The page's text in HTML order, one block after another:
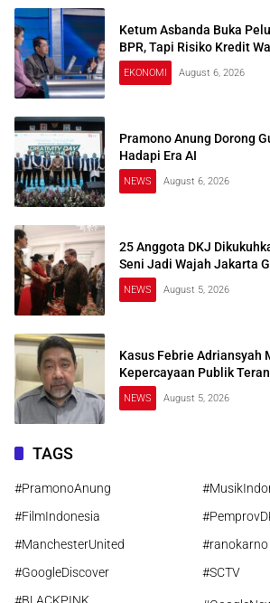
Ketum Asbanda Buka
BPR, Tapi Risiko Kredit
EKONOMI August 6, 2026
Pramono Anung Dorong
Hadapi Era AI
NEWS August 6, 2026
25 Anggota DKJ
Seni Jadi Wajah Jakarta
NEWS August 5, 2026
Kasus Febrie Adriansyah
Kepercayaan Publik
NEWS August 5, 2026
TAGS
#PramonoAnung
#FilmIndonesia
#ManchesterUnited
#ranokarno
#GoogleDiscover
#SCTV